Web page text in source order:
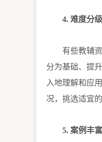
4. 难度分
有些教辅
分为基础、提
入地理解和应
况，挑选适宜
5. 案例丰